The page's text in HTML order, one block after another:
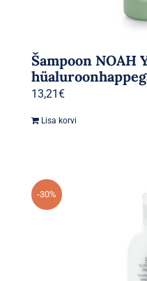
Šampoon NOAH
13,21€
Lisa korvi
-30%